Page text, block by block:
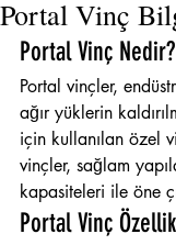
Portal Vinç
Portal Vinç Nedir?
Portal vinçler,
ağır yüklerin
için kullanılan özel
vinçler, sağlam
kapasiteleri ile öne
Portal Vinç